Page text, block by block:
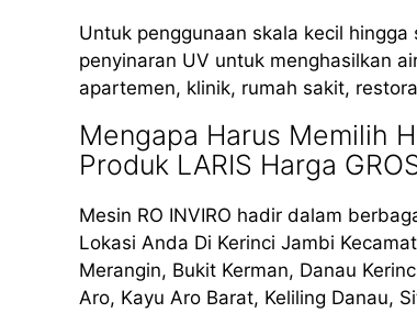
Untuk penggunaan skala kecil
penyinaran UV untuk menghasilkan
apartemen, klinik, rumah sakit,
Mengapa Harus Memilih
Produk LARIS Harga
Mesin RO INVIRO hadir dalam
Lokasi Anda Di Kerinci Jambi
Merangin, Bukit Kerman, Danau
Aro, Kayu Aro Barat, Keliling Danau,